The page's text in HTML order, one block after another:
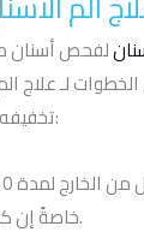
لفحص أسنان
لـ علاج
تخفيفه منزليًا لحين زيارة الطبيب:
خاصةً إن كان الوجه منتفخًا.